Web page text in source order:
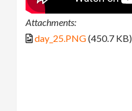
Attachments:
day_25.PNG(450.7 KB)